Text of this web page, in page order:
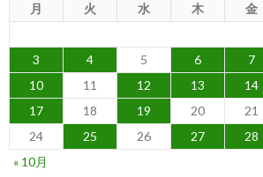
月 火 水 木 金
3
4 5 6 7
10
11 12 13 14
17
18 19 20 21
24
25 26 27 28
« 10月